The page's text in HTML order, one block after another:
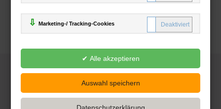
Marketing-/ Tracking-Cookies
Deutsche-Buchhandlung.de
www.deutsche-buchhandlung.de ist ein Angebot der
Handelsgesellschaft mbH
Powered by Inooga